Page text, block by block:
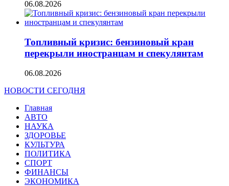
06.08.2026
Топливный кризис: бензиновый кран
перекрыли иностранцам и спекулянтам
06.08.2026
НОВОСТИ СЕГОДНЯ
Главная
АВТО
НАУКА
ЗДОРОВЬЕ
КУЛЬТУРА
ПОЛИТИКА
СПОРТ
ФИНАНСЫ
ЭКОНОМИКА